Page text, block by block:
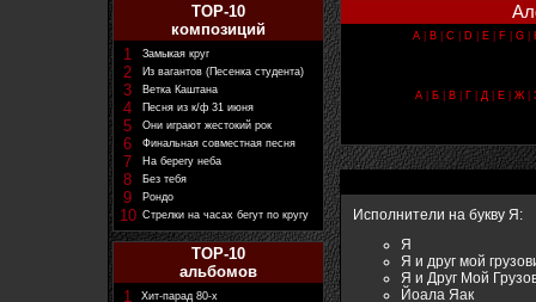
TOP-10
композиций
1
Замыкая круг
2 Из вагантов (Песенка студента)
3 Ветка Каштана
4 Песня из к/ф 31 июня
5 Они играют жестокий рок
6 Финальная совместная песня
7 На берегу неба
8 Без тебя
9 Рондо
10 Стрелки на часах бегут по кругу
TOP-10
альбомов
1
Хит-парад 80-х
A B C D E F G
А| Б| В| Г| Д| Е| Ж|
Исполнители на букву Я:
Я
Я и друг мой
Я и Друг Мой
Йоала Яак